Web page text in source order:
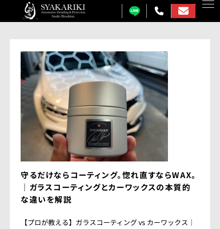
プロテクションフィルム
カーフィルム
カーラッピング
ガラス研磨
しゃかりきについて
施工事例
各メニュー料金表
会社概要
守るだけならコーティング。惚れ直すならWAX。
｜ガラスコーティングとカーワックスの本質的
な違いを解説
【プロが教える】ガラスコーティング vs カーワックス｜